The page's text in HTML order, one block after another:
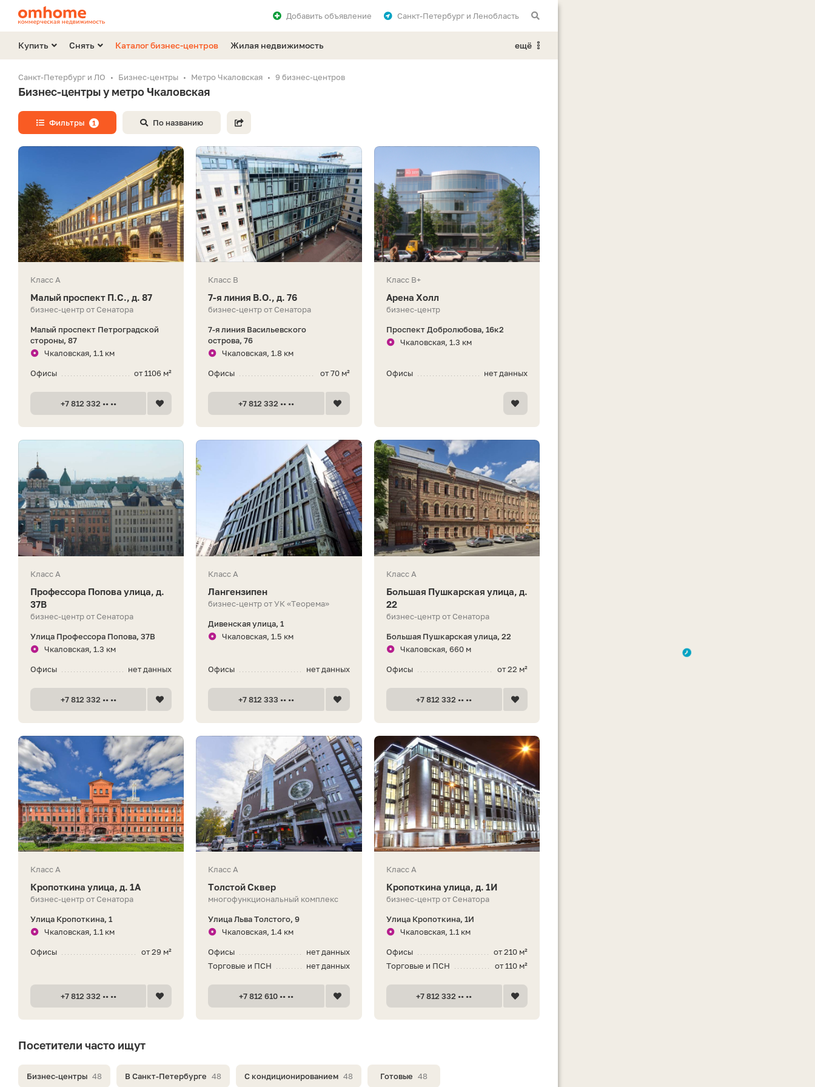
Санкт-Петербург и Ленобласть
Добавитьобъявление
Купить Снять Каталог бизнес-центров Жилая недвижимость ещё
Санкт-Петербург и ЛО Бизнес-центры Метро Чкаловская 9 бизнес-центров
Бизнес-центры у метро Чкаловская
Фильтры 1 По названию
Посетители часто ищут
Бизнес-центры 48 В Санкт-Петербурге 48 С кондиционированием 48 Готовые 48
Класс A
Малый проспект П.С., д. 87
бизнес-центр от Сенатора
Малый проспект Петроградской
стороны, 87
Чкаловская, 1.1 км
от 1106 м²
Офисы
+7 812 332 •• ••
Класс B
7-я линия В.О., д. 76
бизнес-центр от Сенатора
7-я линия Васильевского
острова, 76
Чкаловская, 1.8 км
от 70 м²
Офисы
+7 812 332 •• ••
Класс B+
Арена Холл
бизнес-центр
Проспект Добролюбова, 16к2
Чкаловская, 1.3 км
нет данных
Офисы
Класс A
Профессора Попова улица, д.
37В
бизнес-центр от Сенатора
Улица Профессора Попова, 37В
Чкаловская, 1.3 км
нет данных
Офисы
+7 812 332 •• ••
Класс A
Лангензипен
бизнес-центр от УК «Теорема»
Дивенская улица, 1
Чкаловская, 1.5 км
нет данных
Офисы
+7 812 333 •• ••
Класс A
Большая Пушкарская улица, д.
22
бизнес-центр от Сенатора
Большая Пушкарская улица, 22
Чкаловская, 660 м
от 22 м²
Офисы
+7 812 332 •• ••
Класс A
Кропоткина улица, д. 1A
бизнес-центр от Сенатора
Улица Кропоткина, 1
Чкаловская, 1.1 км
от 29 м²
Офисы
+7 812 332 •• ••
Класс A
Толстой Сквер
многофункциональный комплекс
Улица Льва Толстого, 9
Чкаловская, 1.4 км
нет данных
Офисы
нет данных
Торговые и ПСН
+7 812 610 •• ••
Класс A
Кропоткина улица, д. 1И
бизнес-центр от Сенатора
Улица Кропоткина, 1И
Чкаловская, 1.1 км
от 210 м²
Офисы
от 110 м²
Торговые и ПСН
+7 812 332 •• ••